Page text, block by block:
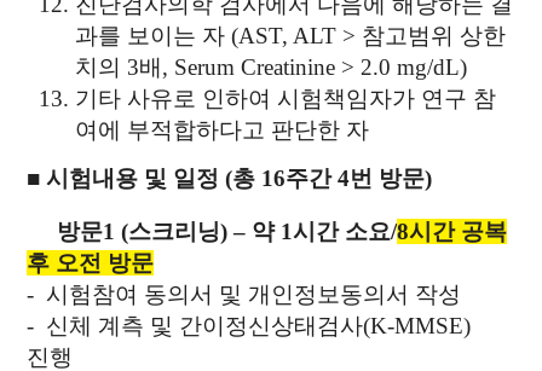
과를 보이는 자(AST, ALT > 참고범위 상한
치의 3배, Serum Creatinine > 2.0 mg/dL)
기타 사유로 인하여 시험책임자가 연구 참
여에 부적합하다고 판단한 자
■시험내용 및 일정 (총 16주간 4번 방문)
방문1 (스크리닝) – 약 1시간 소요/8시간 공복
후 오전 방문
- 시험참여 동의서 및 개인정보동의서 작성
- 신체 계측 및 간이정신상태검​사(K-MMSE)
진행